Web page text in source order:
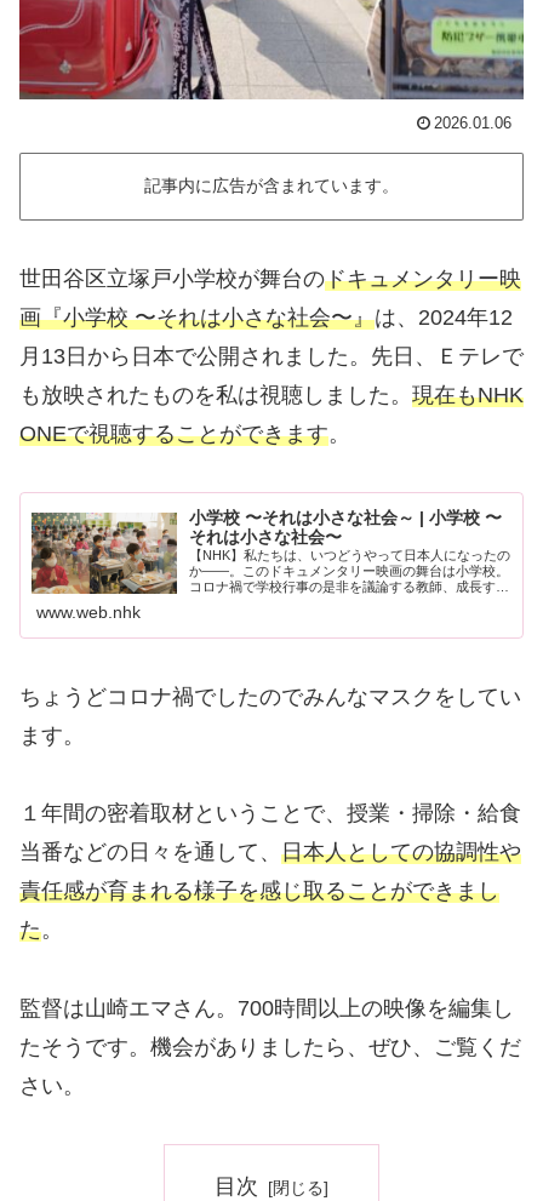
2026.01.06
記事内に広告が含まれています。
世田谷区立塚戸小学校が舞台のドキュメンタリー映
画『小学校 〜それは小さな社会〜』は、2024年12
月13日から日本で公開されました。先日、Ｅテレで
も放映されたものを私は視聴しました。 現在もNHK
ONEで視聴することができます。
小学校 〜それは小さな社会～ | 小学校 〜
それは小さな社会〜
【NHK】私たちは、いつどうやって日本人になったの
か――。このドキュメンタリー映画の舞台は小学校。
コロナ禍で学校行事の是非を議論する教師、成長する
www.web.nhk
ちょうどコロナ禍でしたのでみんなマスクをしてい
ます。
１年間の密着取材ということで、授業・掃除・給食
当番などの日々を通して、 日本人としての協調性や
責任感が育まれる様子を感じ取ることができまし
た。
監督は山崎エマさん。700時間以上の映像を編集し
たそうです。機会がありましたら、ぜひ、ご覧くだ
さい。
目次